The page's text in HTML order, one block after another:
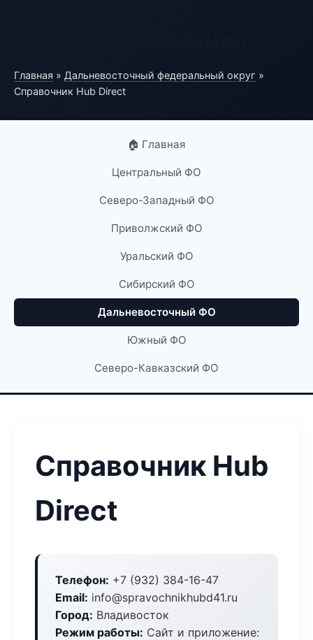
Главная » Дальневосточный федеральный округ »
Справочник Hub Direct
🏠 Главная
Центральный ФО
Северо-Западный ФО
Приволжский ФО
Уральский ФО
Сибирский ФО
Дальневосточный ФО
Южный ФО
Северо-Кавказский ФО
Справочник Hub
Direct
Телефон: +7 (932) 384-16-47
Email: info@spravochnikhubd41.ru
Город: Владивосток
Режим работы: Сайт и приложение: